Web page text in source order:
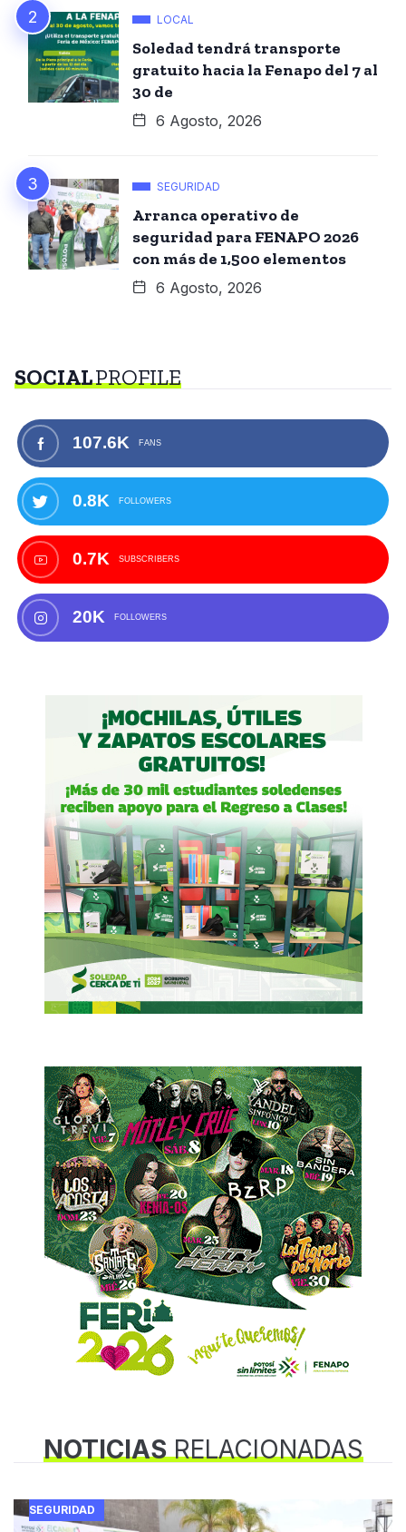
LOCAL
Soledad tendrá transporte
gratuito hacia la Fenapo del 7 al
30 de
6 Agosto, 2026
SEGURIDAD
Arranca operativo de
seguridad para FENAPO 2026
con más de 1,500 elementos
6 Agosto, 2026
SOCIALPROFILE
107.6K FANS
0.8K FOLLOWERS
0.7K SUBSCRIBERS
20K FOLLOWERS
NOTICIASRELACIONADAS
SEGURIDAD